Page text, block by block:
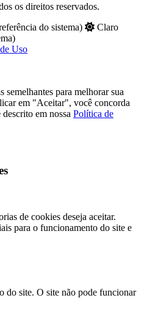
os direitos reservados.
do sistema)
Claro
Uso
para melhorar sua
em "Aceitar", você concorda
em nossa Política de
de cookies deseja aceitar.
para o funcionamento do site e
do site. O site não pode funcionar